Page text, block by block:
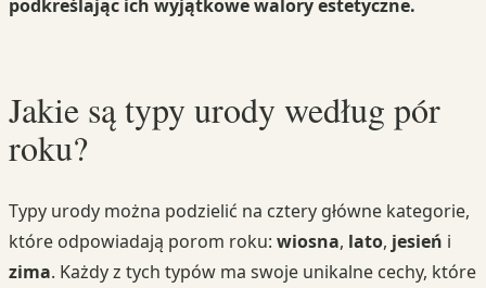
podkreślając ich wyjątkowe walory estetyczne.
Jakie są typy urody według pór
roku?
Typy urody można podzielić na cztery główne kategorie,
które odpowiadają porom roku: wiosna, lato, jesień i
zima. Każdy z tych typów ma swoje unikalne cechy, które